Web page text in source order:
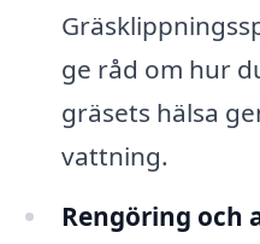
ge råd om hur
gräsets hälsa
vattning.
Rengöring och